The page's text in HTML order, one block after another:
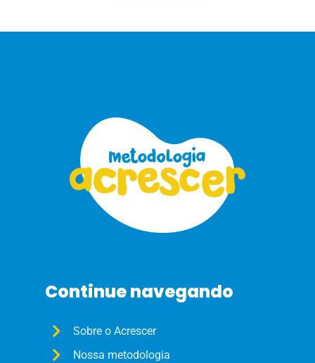
Continue navegando
Sobre o Acrescer
Nossa metodologia